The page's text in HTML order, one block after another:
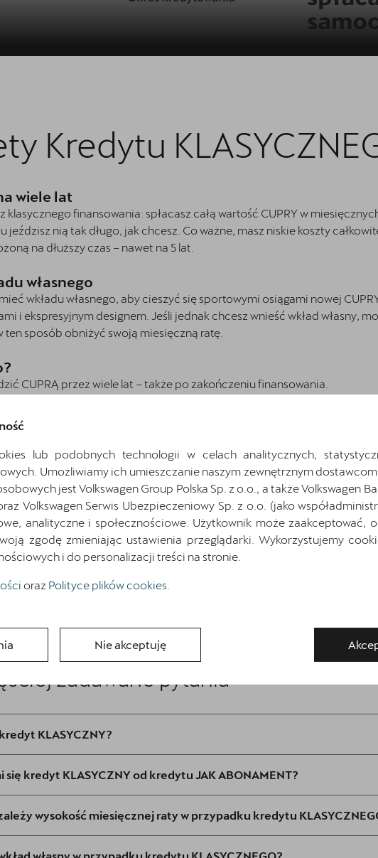
Kredytu
wiele lat
klasycznego finansowania: spłacasz całą wartość CUPRY w
jeździsz nią tak długo, jak chcesz. Co ważne, masz niskie koszty
na dłuższy czas – nawet na 5 lat.
własnego
wkładu własnego, aby cieszyć się sportowymi osiągami nowej
i ekspresyjnym designem. Jeśli jednak chcesz wnieść wkład własny,
ten sposób obniżyć swoją miesięczną ratę.
CUPRĄ przez wiele lat – także po zakończeniu finansowania.
warto?
całą wartość auta, a po zakończeniu finansowania możesz go dalej
okres umowy korzystasz z niskich kosztów całkowitych kredytu i
określasz wysokość miesięcznej raty, ustalając okres kredytowania i
zadawane pytania
KLASYCZNY?
się kredyt KLASYCZNY od kredytu JAK ABONAMENT?
wysokość miesięcznej raty w przypadku kredytu
lub podobnych technologii w celach analitycznych,
Umożliwiamy ich umieszczanie naszym zewnętrznym
jest Volkswagen Group Polska Sp. z o.o., a także Volkswagen
Volkswagen Serwis Ubezpieczeniowy Sp. z o.o. (jako
analityczne i społecznościowe. Użytkownik może zaakceptować,
zgodę zmieniając ustawienia przeglądarki. Wykorzystujemy
i do personalizacji treści na stronie.
oraz Polityce plików cookies
Nie akceptuję